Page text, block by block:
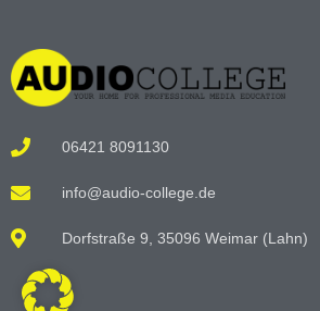
06421 8091130
info@audio-college.de
Dorfstraße 9, 35096 Weimar (Lahn)